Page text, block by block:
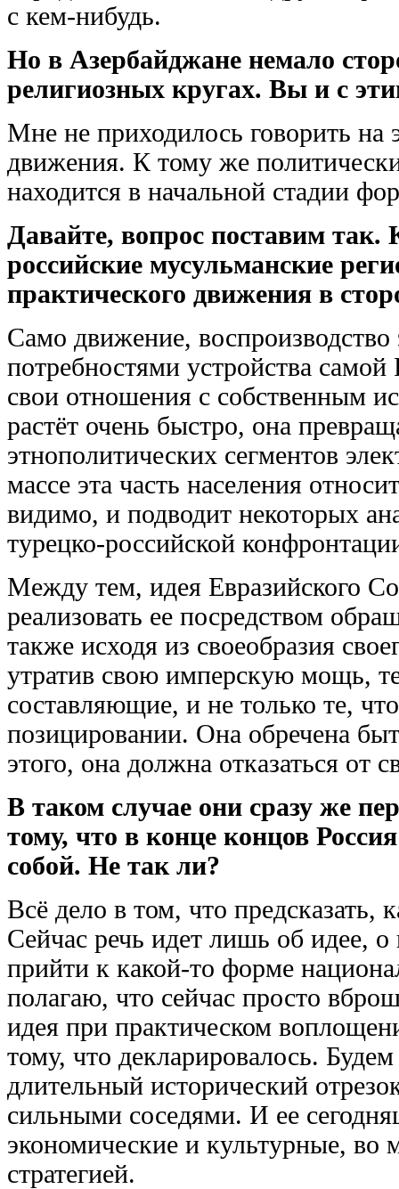
с кем-нибудь.
Но в Азербайджане немало
религиозных кругах. Вы и с
Мне не приходилось говорить на
движения. К тому же
находится в начальной стадии
Давайте, вопрос поставим
российские мусульманские
практического движения в
Само движение,
потребностями устройства
свои отношения с собственным
растёт очень быстро, она
этнополитических сегментов
массе эта часть населения
видимо, и подводит некоторых
турецко-российской
Между тем, идея Евразийского
реализовать ее посредством
также исходя из своеобразия
утратив свою имперскую мощь,
составляющие, и не только те,
позицировании. Она обречена
этого, она должна отказаться от
В таком случае они сразу же
тому, что в конце концов
собой. Не так ли?
Всё дело в том, что предсказать,
Сейчас речь идет лишь об идее,
прийти к какой-то форме
полагаю, что сейчас просто
идея при практическом
тому, что декларировалось.
длительный исторический
сильными соседями. И ее
экономические и культурные, во
стратегией.